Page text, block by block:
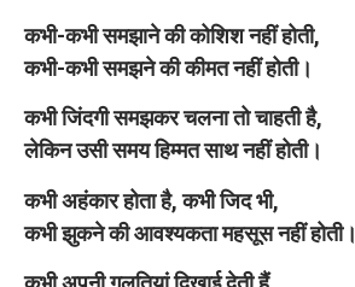
कभी-कभी समझाने की कोशिश नहीं होती,
कभी-कभी समझने की कीमत नहीं होती।
कभी जिंदगी समझकर चलना तो चाहती है,
लेकिन उसी समय हिम्मत साथ नहीं होती।
कभी अहंकार होता है, कभी जिद भी,
कभी झुकने की आवश्यकता महसूस नहीं होती।